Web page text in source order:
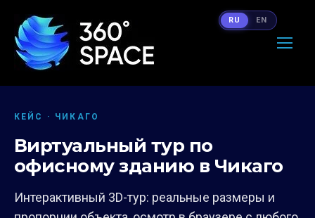
КЕЙС · ЧИКАГО
Виртуальный тур по
офисному зданию в Чикаго
Интерактивный 3D-тур: реальные размеры и
RU EN